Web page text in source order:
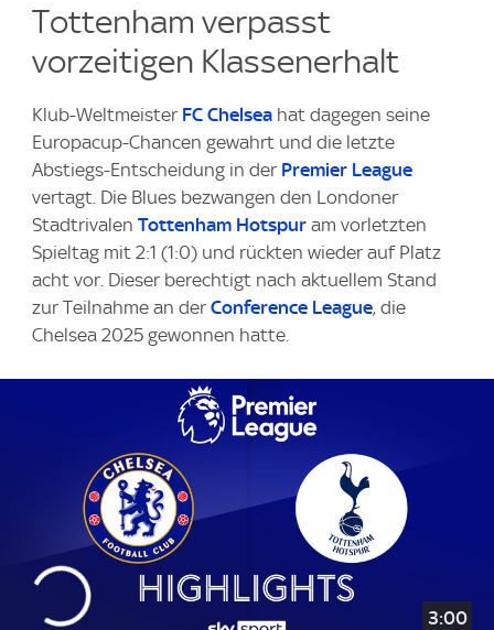
Tottenham verpasst
vorzeitigen Klassenerhalt
Klub-Weltmeister FC Chelsea hat dagegen seine
Europacup-Chancen gewahrt und die letzte
Abstiegs-Entscheidung in der Premier League
vertagt. Die Blues bezwangen den Londoner
Stadtrivalen Tottenham Hotspur am vorletzten
Spieltag mit 2:1 (1:0) und rückten wieder auf Platz
acht vor. Dieser berechtigt nach aktuellem Stand
zur Teilnahme an der Conference League, die
Chelsea 2025 gewonnen hatte.
3:00